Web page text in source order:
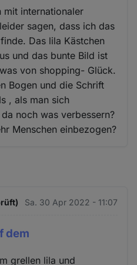
mit internationaler
sagen, dass ich das
Das lila Kästchen
und das bunte Bild ist
von shopping- Glück.
Bogen und die Schrift
, als man sich
noch was verbessern?
Menschen einbezogen?
Sa. 30 Apr 2022 - 11:07
dem
grellen lila und